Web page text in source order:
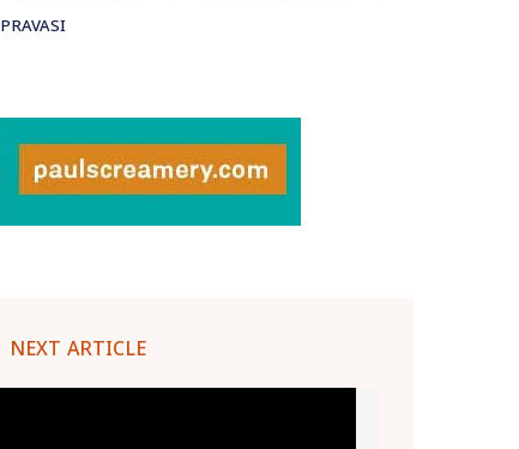
PRAVASI
NEXT ARTICLE